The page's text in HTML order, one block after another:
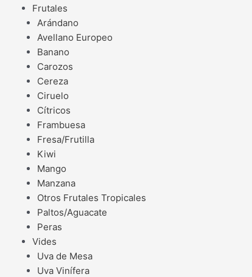
Frutales
Arándano
Avellano Europeo
Banano
Carozos
Cereza
Ciruelo
Cítricos
Frambuesa
Fresa/Frutilla
Kiwi
Mango
Manzana
Otros Frutales Tropicales
Paltos/Aguacate
Peras
Vides
Uva de Mesa
Uva Vinífera